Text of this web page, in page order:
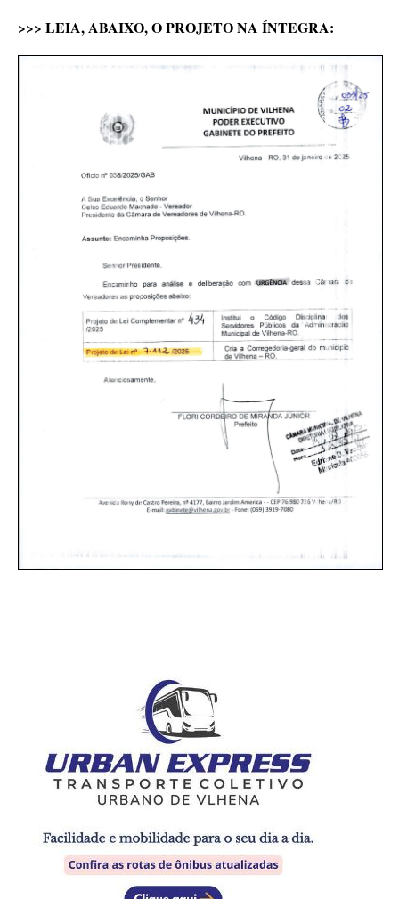
>>> LEIA, ABAIXO, O PROJETO NA ÍNTEGRA: